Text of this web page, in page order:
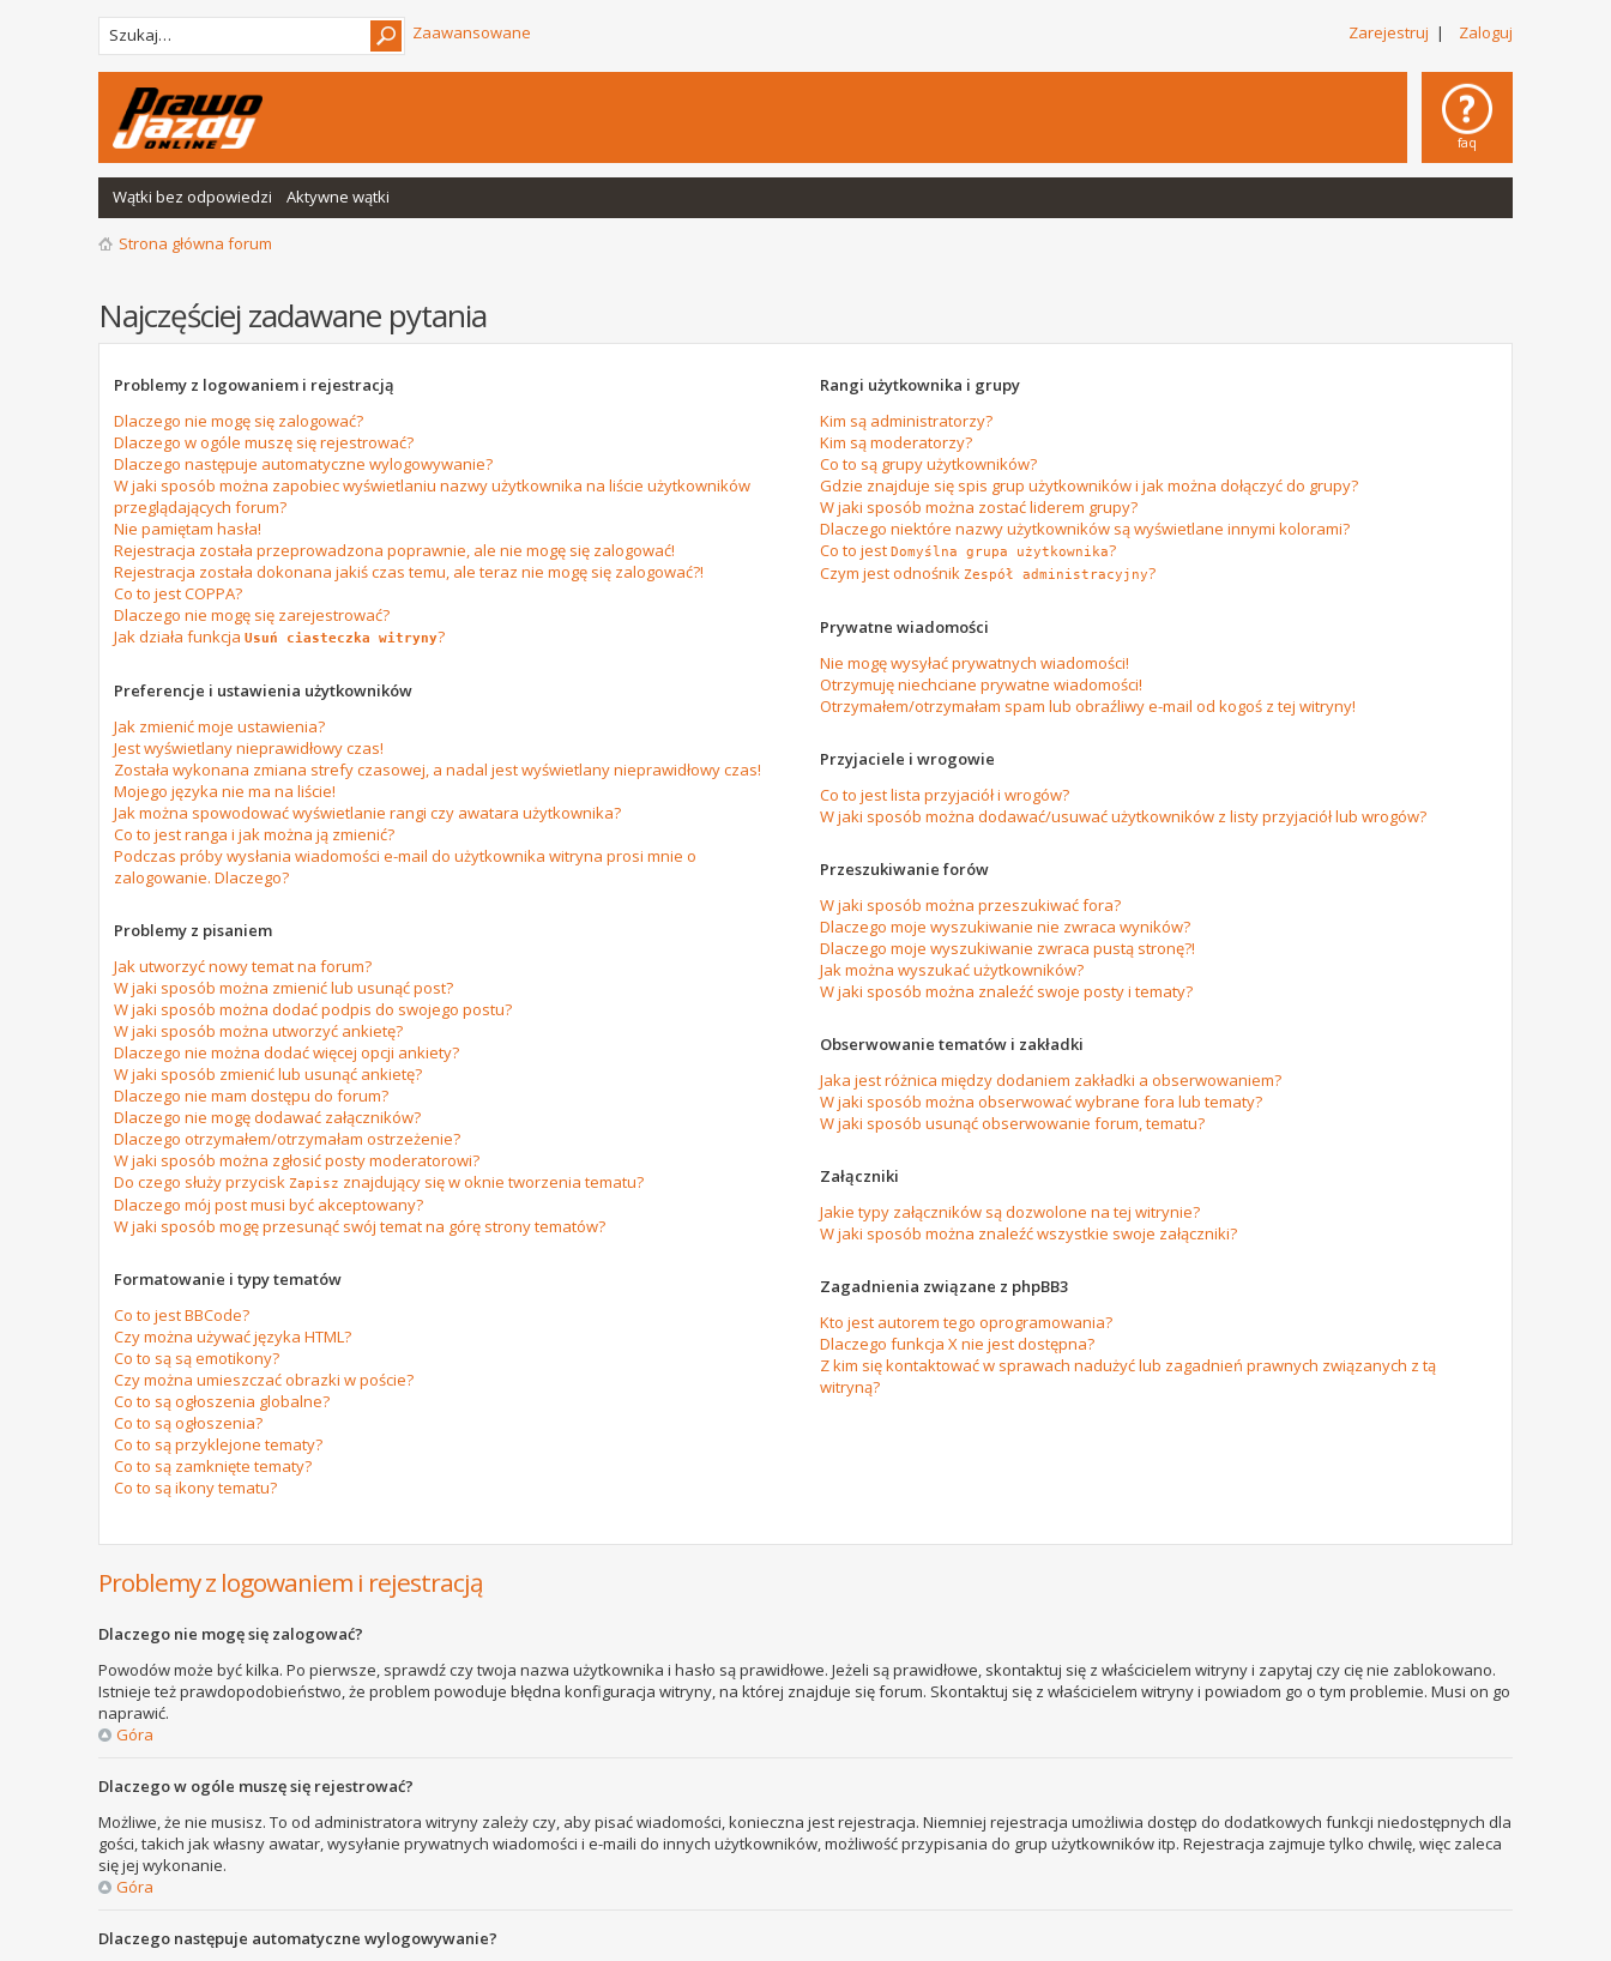
Zarejestruj | Zaloguj
Zaawansowane
faq
Wątki bez odpowiedzi Aktywne wątki
Strona główna forum
Najczęściej zadawane pytania
Problemy z logowaniem i rejestracją
Dlaczego nie mogę się zalogować?
Dlaczego w ogóle muszę się rejestrować?
Dlaczego następuje automatyczne wylogowywanie?
W jaki sposób można zapobiec wyświetlaniu nazwy użytkownika na liście użytkowników
przeglądających forum?
Nie pamiętam hasła!
Rejestracja została przeprowadzona poprawnie, ale nie mogę się zalogować!
Rejestracja została dokonana jakiś czas temu, ale teraz nie mogę się zalogować?!
Co to jest COPPA?
Dlaczego nie mogę się zarejestrować?
Jak działa funkcja Usuń ciasteczka witryny?
Preferencje i ustawienia użytkowników
Jak zmienić moje ustawienia?
Jest wyświetlany nieprawidłowy czas!
Została wykonana zmiana strefy czasowej, a nadal jest wyświetlany nieprawidłowy czas!
Mojego języka nie ma na liście!
Jak można spowodować wyświetlanie rangi czy awatara użytkownika?
Co to jest ranga i jak można ją zmienić?
Podczas próby wysłania wiadomości e-mail do użytkownika witryna prosi mnie o
zalogowanie. Dlaczego?
Problemy z pisaniem
Jak utworzyć nowy temat na forum?
W jaki sposób można zmienić lub usunąć post?
W jaki sposób można dodać podpis do swojego postu?
W jaki sposób można utworzyć ankietę?
Dlaczego nie można dodać więcej opcji ankiety?
W jaki sposób zmienić lub usunąć ankietę?
Dlaczego nie mam dostępu do forum?
Dlaczego nie mogę dodawać załączników?
Dlaczego otrzymałem/otrzymałam ostrzeżenie?
W jaki sposób można zgłosić posty moderatorowi?
Do czego służy przycisk Zapisz znajdujący się w oknie tworzenia tematu?
Dlaczego mój post musi być akceptowany?
W jaki sposób mogę przesunąć swój temat na górę strony tematów?
Formatowanie i typy tematów
Co to jest BBCode?
Czy można używać języka HTML?
Co to są są emotikony?
Czy można umieszczać obrazki w poście?
Co to są ogłoszenia globalne?
Co to są ogłoszenia?
Co to są przyklejone tematy?
Co to są zamknięte tematy?
Co to są ikony tematu?
Rangi użytkownika i grupy
Kim są administratorzy?
Kim są moderatorzy?
Co to są grupy użytkowników?
Gdzie znajduje się spis grup użytkowników i jak można dołączyć do grupy?
W jaki sposób można zostać liderem grupy?
Dlaczego niektóre nazwy użytkowników są wyświetlane innymi kolorami?
Co to jest Domyślna grupa użytkownika?
Czym jest odnośnik Zespół administracyjny?
Prywatne wiadomości
Nie mogę wysyłać prywatnych wiadomości!
Otrzymuję niechciane prywatne wiadomości!
Otrzymałem/otrzymałam spam lub obraźliwy e-mail od kogoś z tej witryny!
Przyjaciele i wrogowie
Co to jest lista przyjaciół i wrogów?
W jaki sposób można dodawać/usuwać użytkowników z listy przyjaciół lub wrogów?
Przeszukiwanie forów
W jaki sposób można przeszukiwać fora?
Dlaczego moje wyszukiwanie nie zwraca wyników?
Dlaczego moje wyszukiwanie zwraca pustą stronę?!
Jak można wyszukać użytkowników?
W jaki sposób można znaleźć swoje posty i tematy?
Obserwowanie tematów i zakładki
Jaka jest różnica między dodaniem zakładki a obserwowaniem?
W jaki sposób można obserwować wybrane fora lub tematy?
W jaki sposób usunąć obserwowanie forum, tematu?
Załączniki
Jakie typy załączników są dozwolone na tej witrynie?
W jaki sposób można znaleźć wszystkie swoje załączniki?
Zagadnienia związane z phpBB3
Kto jest autorem tego oprogramowania?
Dlaczego funkcja X nie jest dostępna?
Z kim się kontaktować w sprawach nadużyć lub zagadnień prawnych związanych z tą
witryną?
Problemy z logowaniem i rejestracją
Dlaczego nie mogę się zalogować?
Powodów może być kilka. Po pierwsze, sprawdź czy twoja nazwa użytkownika i hasło są prawidłowe. Jeżeli są prawidłowe, skontaktuj się z właścicielem witryny i zapytaj czy cię nie zablokowano.
Istnieje też prawdopodobieństwo, że problem powoduje błędna konfiguracja witryny, na której znajduje się forum. Skontaktuj się z właścicielem witryny i powiadom go o tym problemie. Musi on go
naprawić.
Góra
Dlaczego w ogóle muszę się rejestrować?
Możliwe, że nie musisz. To od administratora witryny zależy czy, aby pisać wiadomości, konieczna jest rejestracja. Niemniej rejestracja umożliwia dostęp do dodatkowych funkcji niedostępnych dla
gości, takich jak własny awatar, wysyłanie prywatnych wiadomości i e-maili do innych użytkowników, możliwość przypisania do grup użytkowników itp. Rejestracja zajmuje tylko chwilę, więc zaleca
się jej wykonanie.
Góra
Dlaczego następuje automatyczne wylogowywanie?